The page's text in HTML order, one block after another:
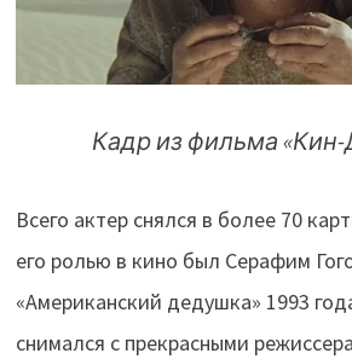
Кадр из фильма «Кин-
Всего актер снялся в более 70
его ролью в кино был Серафим
«Американский дедушка» 1993
снимался с прекрасными